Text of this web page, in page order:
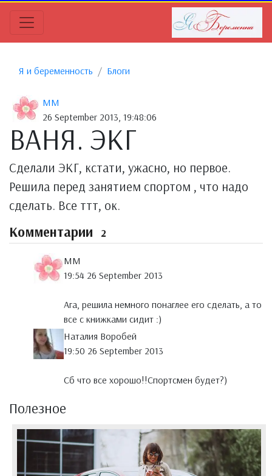
Я и беременность Блоги
MM
26 September 2013, 19:48:06
ВАНЯ. ЭКГ
Сделали ЭКГ, кстати, ужасно, но первое.
Решила перед занятием спортом , что надо
сделать. Все ттт, ок.
Комментарии 2
MM
19:54 26 September 2013
Ага, решила немного понаглее его сделать, а то
все с книжками сидит :)
Наталия Воробей
19:50 26 September 2013
Сб что все хорошо!!Спортсмен будет?)
Полезное